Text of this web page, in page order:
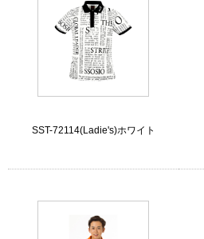
SST-72114(Ladie's)ホワイト